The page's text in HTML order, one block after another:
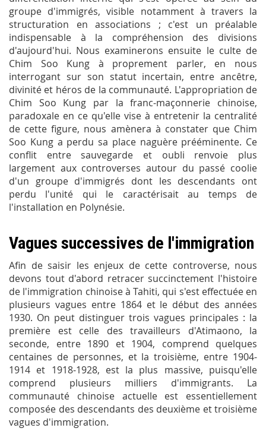
groupe d'immigrés, visible notamment à travers la
structuration en associations ; c'est un préalable
indispensable à la compréhension des divisions
d'aujourd'hui. Nous examinerons ensuite le culte de
Chim Soo Kung à proprement parler, en nous
interrogant sur son statut incertain, entre ancêtre,
divinité et héros de la communauté. L'appropriation de
Chim Soo Kung par la franc-maçonnerie chinoise,
paradoxale en ce qu'elle vise à entretenir la centralité
de cette figure, nous amènera à constater que Chim
Soo Kung a perdu sa place naguère prééminente. Ce
conflit entre sauvegarde et oubli renvoie plus
largement aux controverses autour du passé coolie
d'un groupe d'immigrés dont les descendants ont
perdu l'unité qui le caractérisait au temps de
l'installation en Polynésie.
Vagues successives de l'immigration
Afin de saisir les enjeux de cette controverse, nous
devons tout d'abord retracer succinctement l'histoire
de l'immigration chinoise à Tahiti, qui s'est effectuée en
plusieurs vagues entre 1864 et le début des années
1930. On peut distinguer trois vagues principales : la
première est celle des travailleurs d'Atimaono, la
seconde, entre 1890 et 1904, comprend quelques
centaines de personnes, et la troisième, entre 1904-
1914 et 1918-1928, est la plus massive, puisqu'elle
comprend plusieurs milliers d'immigrants. La
communauté chinoise actuelle est essentiellement
composée des descendants des deuxième et troisième
vagues d'immigration.